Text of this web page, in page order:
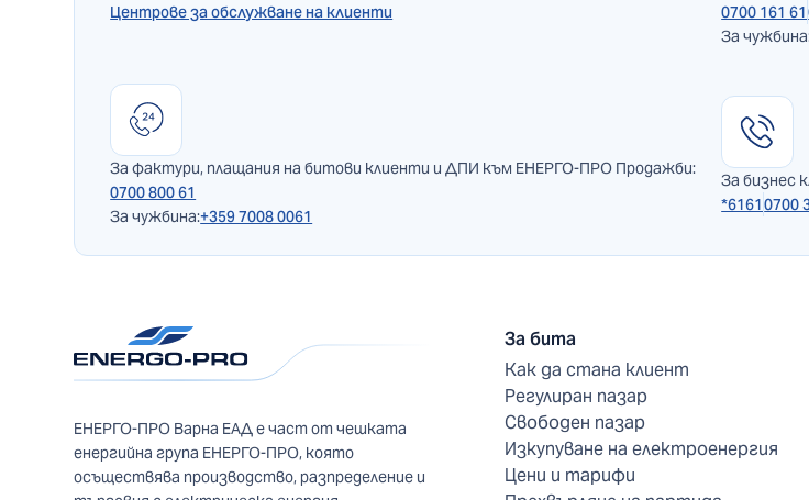
Центрове за обслужване на клиенти
0700 161 61
За
За фактури, плащания на битови клиенти и ДПИ към ЕНЕРГО-ПРО Продажби:
0700 800 61
За чужбина:+359 7008 0061
За бизнес
*61610700
ЕНЕРГО-ПРО Варна ЕАД е част от чешката
енергийна група ЕНЕРГО-ПРО, която
осъществява производство, разпределение и
За бита
Как да стана клиент
Регулиран пазар
Свободен пазар
Изкупуване на електроенергия
Цени и тарифи